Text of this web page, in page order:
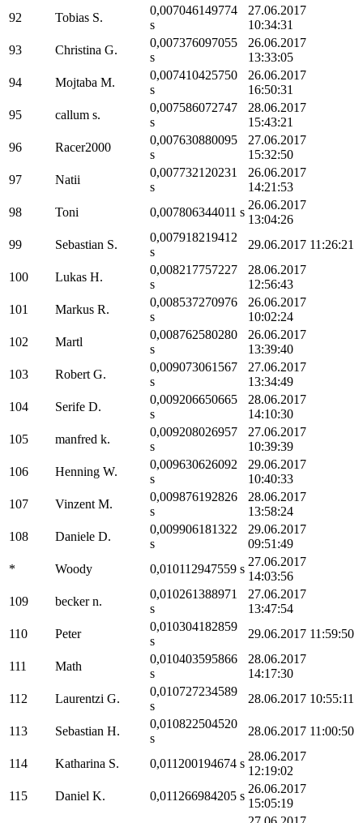
92 Tobias S.
0,007046149774
s
27.06.2017
10:34:31
93
Christina G.
0,007376097055
s
26.06.2017
13:33:05
94
Mojtaba M.
0,007410425750
s
26.06.2017
16:50:31
95
callum s.
0,007586072747
s
28.06.2017
15:43:21
96
Racer2000
0,007630880095
s
27.06.2017
15:32:50
97
Natii
0,007732120231
s
26.06.2017
14:21:53
98
Toni 0,007806344011 s
26.06.2017
13:04:26
99
Sebastian S.
0,007918219412
s
29.06.2017 11:26:21
100 Lukas H.
0,008217757227
s
28.06.2017
12:56:43
101
Markus R.
0,008537270976
s
26.06.2017
10:02:24
102
Martl
0,008762580280
s
26.06.2017
13:39:40
103
Robert G.
0,009073061567
s
27.06.2017
13:34:49
104
Serife D.
0,009206650665
s
28.06.2017
14:10:30
105
manfred k.
0,009208026957
s
27.06.2017
10:39:39
106
Henning W.
0,009630626092
s
29.06.2017
10:40:33
107
Vinzent M.
0,009876192826
s
28.06.2017
13:58:24
108
Daniele D.
0,009906181322
s
29.06.2017
09:51:49
*
Woody 0,010112947559 s
27.06.2017
14:03:56
109
becker n.
0,010261388971
s
27.06.2017
13:47:54
110
Peter
0,010304182859
s
29.06.2017 11:59:50
111 Math
0,010403595866
s
28.06.2017
14:17:30
112
Laurentzi G.
0,010727234589
s
28.06.2017 10:55:11
113 Sebastian H.
0,010822504520
s
28.06.2017 11:00:50
114 Katharina S. 0,011200194674 s
28.06.2017
12:19:02
115
Daniel K. 0,011266984205 s
26.06.2017
15:05:19